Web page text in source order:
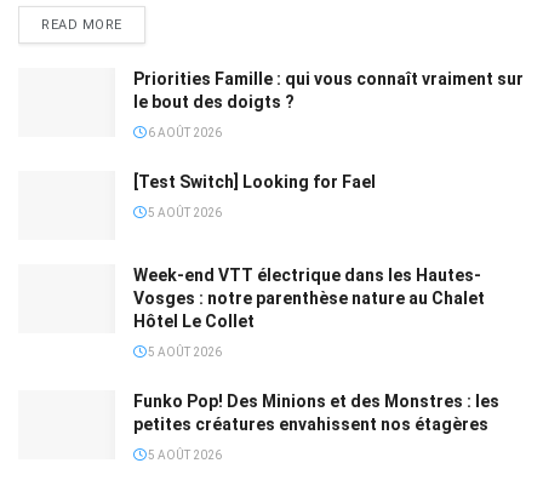
READ MORE
Priorities Famille : qui vous connaît vraiment sur
le bout des doigts ?
6 AOÛT 2026
[Test Switch] Looking for Fael
5 AOÛT 2026
Week-end VTT électrique dans les Hautes-
Vosges : notre parenthèse nature au Chalet
Hôtel Le Collet
5 AOÛT 2026
Funko Pop! Des Minions et des Monstres : les
petites créatures envahissent nos étagères
5 AOÛT 2026